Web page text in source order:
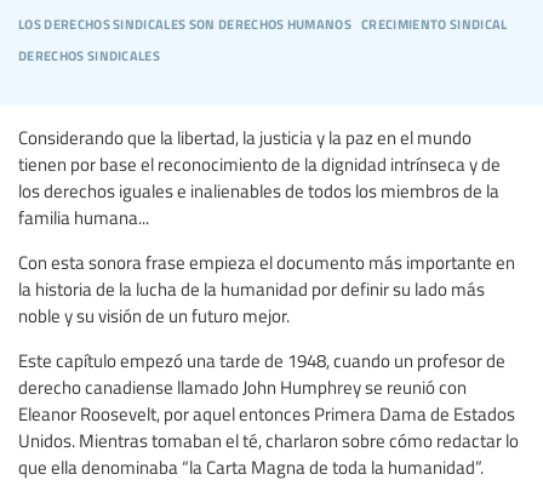
los derechos sindicales son derechos humanos crecimiento sindical
derechos sindicales
Considerando que la libertad, la justicia y la paz en el mundo
tienen por base el reconocimiento de la dignidad intrínseca y de
los derechos iguales e inalienables de todos los miembros de la
familia humana...
Con esta sonora frase empieza el documento más importante en
la historia de la lucha de la humanidad por definir su lado más
noble y su visión de un futuro mejor.
Este capítulo empezó una tarde de 1948, cuando un profesor de
derecho canadiense llamado John Humphrey se reunió con
Eleanor Roosevelt, por aquel entonces Primera Dama de Estados
Unidos. Mientras tomaban el té, charlaron sobre cómo redactar lo
que ella denominaba “la Carta Magna de toda la humanidad”.